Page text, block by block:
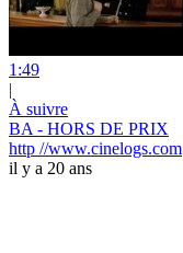
1:49
|
À suivre
BA - HORS DE PRIX
http //www.cinelogs.com
il y a 20 ans